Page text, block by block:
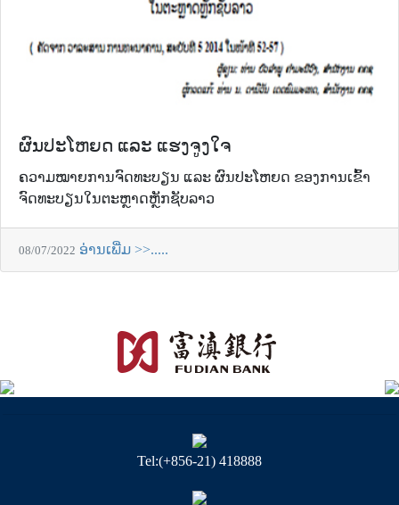
ຜົນປະໂຫຍດ ແລະ ແຮງຈູງໃຈ
ຄວາມໝາຍການຈົດທະບຽນ ແລະ ຜົນປະໂຫຍດ ຂອງການເຂົ້າ
ຈົດທະບຽນໃນຕະຫຼາດຫຼັກຊັບລາວ
08/07/2022 ອ່ານເພີ່ມ >>.....
Tel:(+856-21) 418888